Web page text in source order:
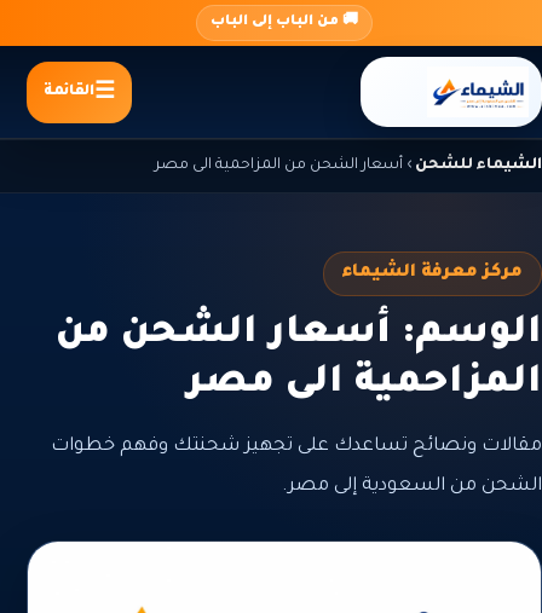
المحتوى
🚚 من الباب إلى الباب
القائمة
الشيماء للشحن › أسعار الشحن من المزاحمية الى مصر
مركز معرفة الشيماء
الوسم: أسعار الشحن من
المزاحمية الى مصر
مقالات ونصائح تساعدك على تجهيز شحنتك وفهم خطوات
الشحن من السعودية إلى مصر.